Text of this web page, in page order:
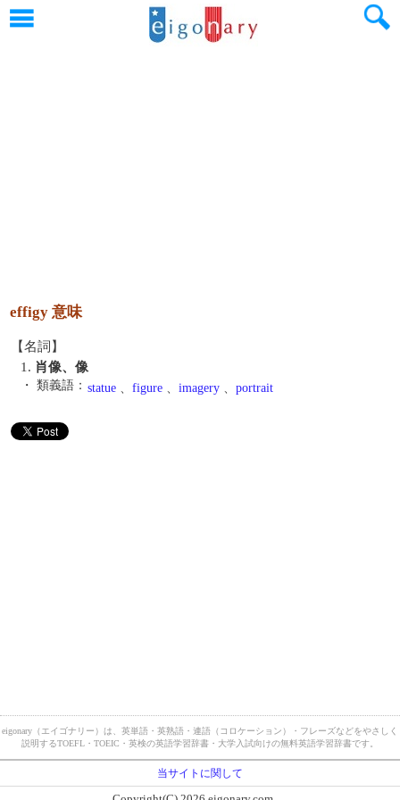
effigy 意味
【名詞】
1. 肖像、像
・ 類義語： statue 、 figure 、 imagery 、 portrait
eigonary（エイゴナリー）は、英単語・英熟語・連語（コロケーション）・フレーズなどをやさしく
説明するTOEFL・TOEIC・英検の英語学習辞書・大学入試向けの無料英語学習辞書です。
当サイトに関して